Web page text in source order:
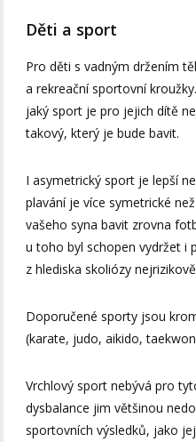
Děti a sport
Pro děti s vadným držením
a rekreační sportovní
jaký sport je pro jejich dítě
takový, který je bude bavit.
I asymetrický sport je lepší
plavání je více symetrické
vašeho syna bavit zrovna
u toho byl schopen vydržet i
z hlediska skoliózy
Doporučené sporty jsou
(karate, judo, aikido,
Vrchlový sport nebývá pro
dysbalance jim většinou
sportovních výsledků, jako